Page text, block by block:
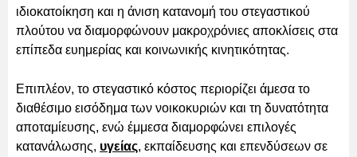
ιδιοκατοίκηση και η άνιση κατανομή του στεγαστικού
πλούτου να διαμορφώνουν μακροχρόνιες αποκλίσεις στα
επίπεδα ευημερίας και κοινωνικής κινητικότητας.
Επιπλέον, το στεγαστικό κόστος περιορίζει άμεσα το
διαθέσιμο εισόδημα των νοικοκυριών και τη δυνατότητα
αποταμίευσης, ενώ έμμεσα διαμορφώνει επιλογές
κατανάλωσης, υγείας, εκπαίδευσης και επενδύσεων σε